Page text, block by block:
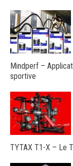
Mindperf –
sportive
TYTAX T1-X – Le